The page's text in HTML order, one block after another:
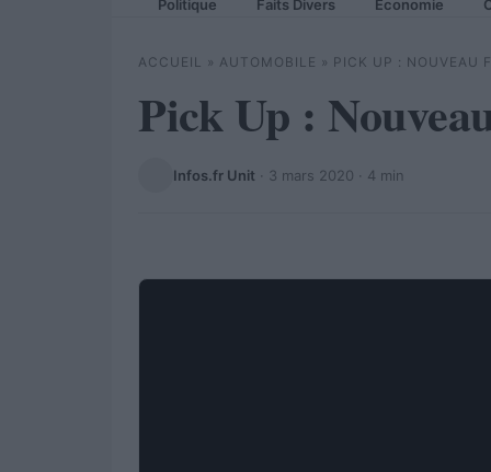
Politique Faits Divers Economie
ACCUEIL » AUTOMOBILE » PICK UP : NOUVEAU
Pick Up :
Infos.fr Unit · 3 mars 2020 · 4 min